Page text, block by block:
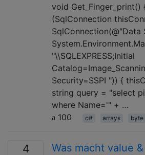
void Get_Finger_print()
(SqlConnection
SqlConnection(@"Data
"\\SQLEXPRESS;Initial
Security=SSPI ")) {
string query = "select
where Name='" + …
100
c# arrays byte
4 Was macht value